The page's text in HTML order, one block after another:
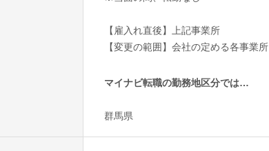
【雇入れ直後】上記事業所
【変更の範囲】会社の定める各事業所
マイナビ転職の勤務地区分では…
群馬県